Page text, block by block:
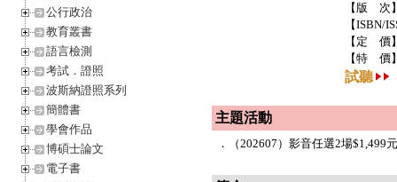
公行政治
教育叢書
語言檢測
考試．證照
波斯納證照系列
簡體書
學會作品
博碩士論文
電子書
【版 次
【ISBN/
【定 價
【特 價
試聽
主題活動
． （202607）影音任選2場$1,499